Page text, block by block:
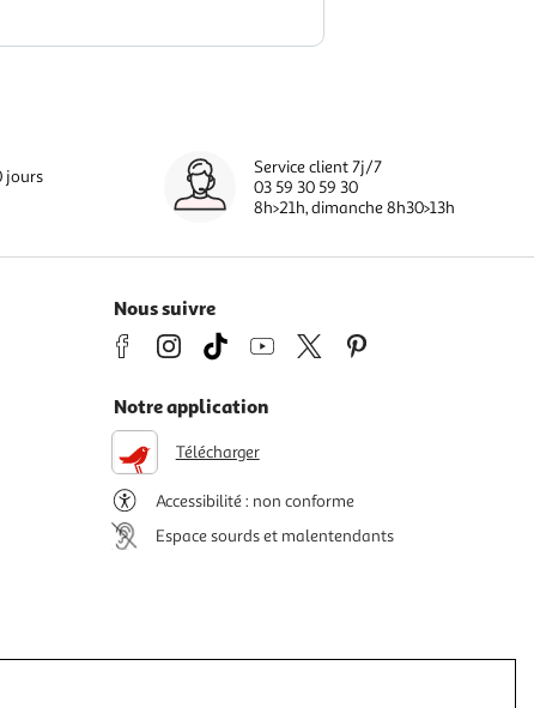
jours
Service client 7j/7
03 59 30 59 30
8h>21h, dimanche 8h30>13h
Nous suivre
Notre application
Télécharger
Accessibilité : non conforme
Espace sourds et malentendants